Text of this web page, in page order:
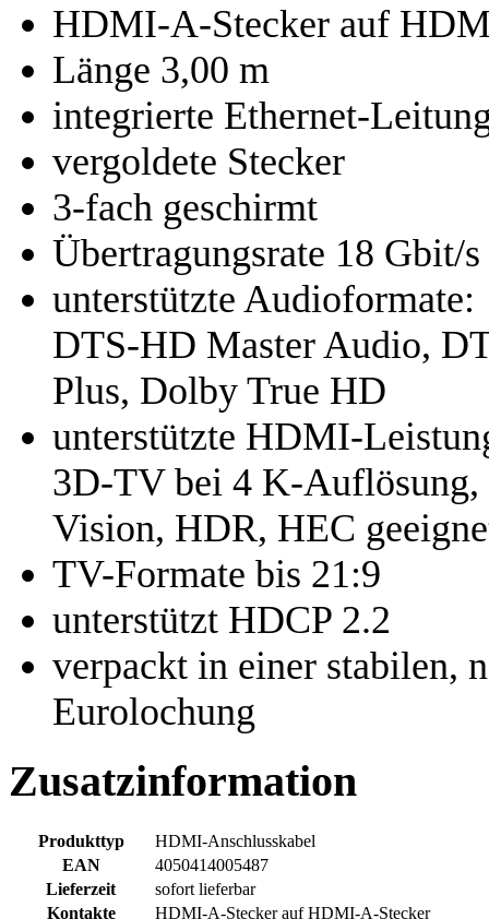
HDMI-A-Stecker auf
Länge 3,00 m
integrierte Ethernet-
vergoldete Stecker
3-fach geschirmt
Übertragungsrate 18 Gbit/s
unterstützte Audioformate:
DTS-HD Master Audio,
Plus, Dolby True HD
unterstützte HDMI-
3D-TV bei 4 K-
Vision, HDR, HEC
TV-Formate bis 21:9
unterstützt HDCP 2.2
verpackt in einer stabilen,
Eurolochung
Zusatzinformation
Produkttyp
HDMI-Anschlusskabel
EAN
4050414005487
Lieferzeit
sofort lieferbar
Kontakte
HDMI-A-Stecker auf HDMI-A-Stecker